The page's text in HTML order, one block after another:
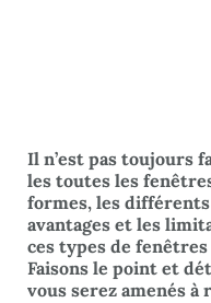
Il n’est pas toujours
les toutes les
formes, les
avantages et les
ces types de
Faisons le point et
vous serez amenés à